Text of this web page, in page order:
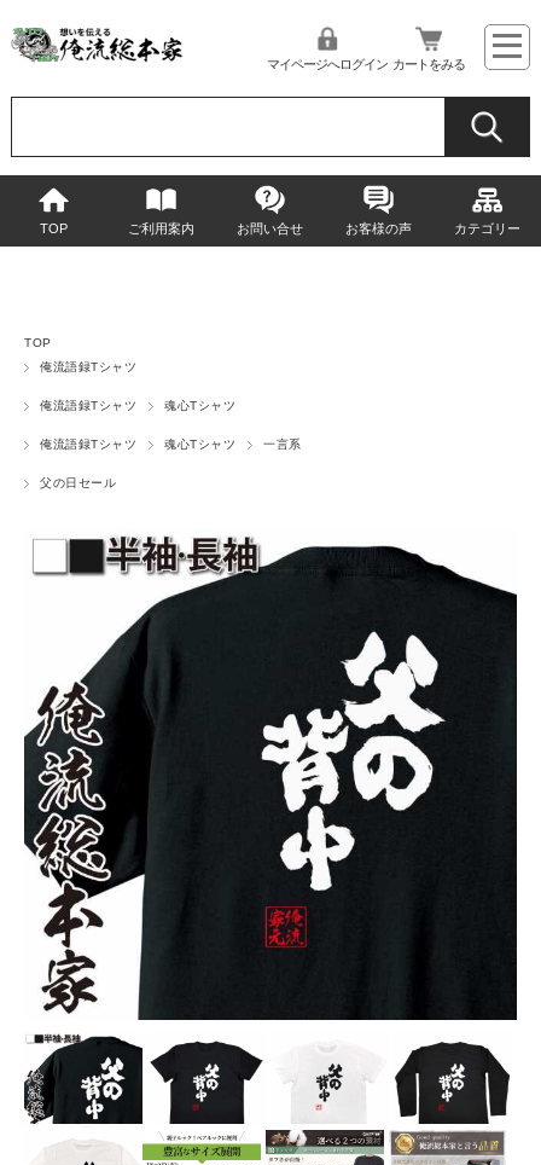
マイページへログイン カートをみる
TOP ご利用案内 お問い合せ お客様の声 カテゴリー
TOP
俺流語録Tシャツ
俺流語録Tシャツ 魂心Tシャツ
俺流語録Tシャツ 魂心Tシャツ 一言系
父の日セール